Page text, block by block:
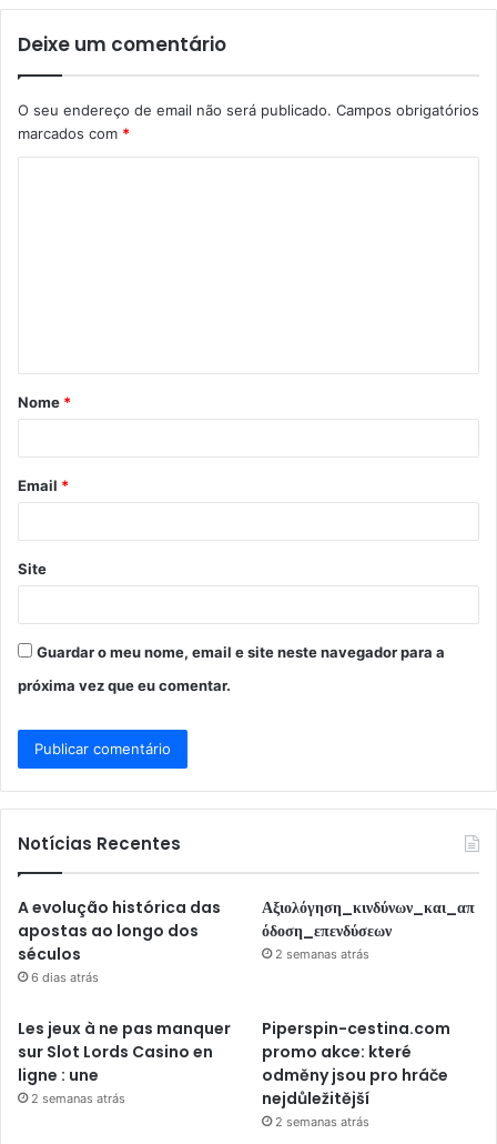
Deixe um comentário
O seu endereço de email não será publicado. Campos obrigatórios
marcados com *
á
r
*
Nome *
Email *
Site
Guardar o meu nome, email e site neste navegador para a
próxima vez que eu comentar.
Notícias Recentes
A evolução histórica das
apostas ao longo dos
séculos
6 dias atrás
Αξιολόγηση_κινδύνων_και_απ
όδοση_επενδύσεων
2 semanas atrás
Les jeux à ne pas manquer
sur Slot Lords Casino en
ligne : une
2 semanas atrás
Piperspin-cestina.com
promo akce: které
odměny jsou pro hráče
nejdůležitější
2 semanas atrás